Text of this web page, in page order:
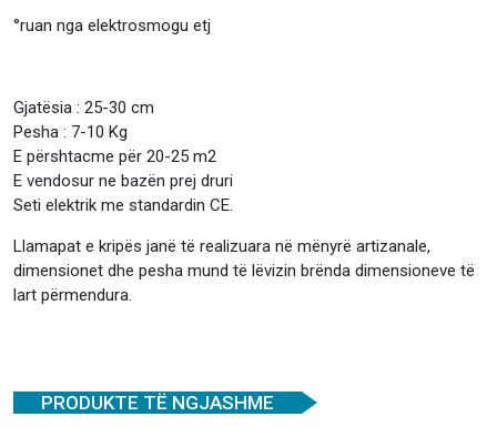
°ruan nga elektrosmogu etj
Gjatësia : 25-30 cm
Pesha : 7-10 Kg
E përshtacme për 20-25 m2
E vendosur ne bazën prej druri
Seti elektrik me standardin CE.
Llamapat e kripës janë të realizuara në mënyrë artizanale,
dimensionet dhe pesha mund të lëvizin brënda dimensioneve të
lart përmendura.
PRODUKTE TË NGJASHME